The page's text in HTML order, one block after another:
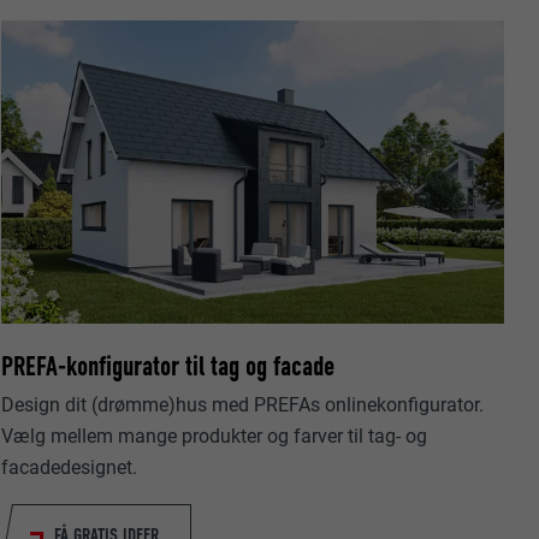
PREFA-konfigurator til tag og facade
Design dit (drømme)hus med PREFAs onlinekonfigurator.
Vælg mellem mange produkter og farver til tag- og
facadedesignet.
om,
os"-